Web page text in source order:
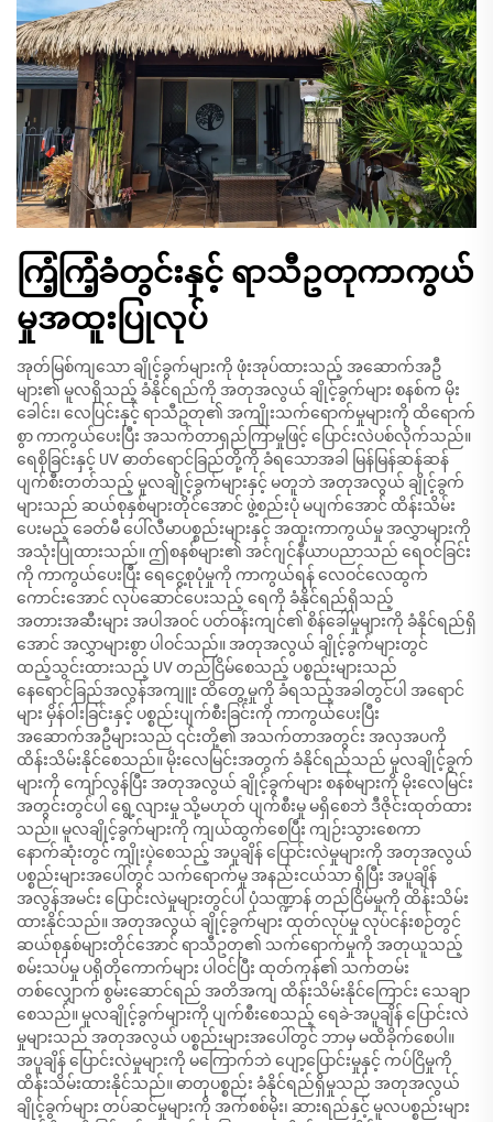
ကြံ့ကြံ့ခံတွင်းနှင့် ရာသီဥတုကာကွယ်
မှုအထူးပြုလုပ်
အုတ်မြစ်ကျသော ချိုင့်ခွက်များကို ဖုံးအုပ်ထားသည့် အဆောက်အဦ
များ၏ မူလရှိသည့် ခံနိုင်ရည်ကို အတုအလွယ် ချိုင့်ခွက်များ စနစ်က မိုး
ခေါင်း၊ လေပြင်းနှင့် ရာသီဥတု၏ အကျိုးသက်ရောက်မှုများကို ထိရောက်
စွာ ကာကွယ်ပေးပြီး အသက်တာရှည်ကြာမှုဖြင့် ပြောင်းလဲပစ်လိုက်သည်။
ရေစိုခြင်းနှင့် UV ဓာတ်ရောင်ခြည်တို့ကို ခံရသောအခါ မြန်မြန်ဆန်ဆန်
ပျက်စီးတတ်သည့် မူလချိုင့်ခွက်များနှင့် မတူဘဲ အတုအလွယ် ချိုင့်ခွက်
များသည် ဆယ်စုနှစ်များတိုင်အောင် ဖွဲ့စည်းပုံ မပျက်အောင် ထိန်းသိမ်း
ပေးမည့် ခေတ်မီ ပေါ်လီမာပစ္စည်းများနှင့် အထူးကာကွယ်မှု အလွှာများကို
အသုံးပြုထားသည်။ ဤစနစ်များ၏ အင်ဂျင်နီယာပညာသည် ရေဝင်ခြင်း
ကို ကာကွယ်ပေးပြီး ရေငွေ့စုပုံမှုကို ကာကွယ်ရန် လေဝင်လေထွက်
ကောင်းအောင် လုပ်ဆောင်ပေးသည့် ရေကို ခံနိုင်ရည်ရှိသည့်
အတားအဆီးများ အပါအဝင် ပတ်ဝန်းကျင်၏ စိန်ခေါ်မှုများကို ခံနိုင်ရည်ရှိ
အောင် အလွှာများစွာ ပါဝင်သည်။ အတုအလွယ် ချိုင့်ခွက်များတွင်
ထည့်သွင်းထားသည့် UV တည်ငြိမ်စေသည့် ပစ္စည်းများသည်
နေရောင်ခြည်အလွန်အကျူး ထိတွေ့မှုကို ခံရသည့်အခါတွင်ပါ အရောင်
များ မှိန်ဝါးခြင်းနှင့် ပစ္စည်းပျက်စီးခြင်းကို ကာကွယ်ပေးပြီး
အဆောက်အဦများသည် ၎င်းတို့၏ အသက်တာအတွင်း အလှအပကို
ထိန်းသိမ်းနိုင်စေသည်။ မိုးလေမြင်းအတွက် ခံနိုင်ရည်သည် မူလချိုင့်ခွက်
များကို ကျော်လွန်ပြီး အတုအလွယ် ချိုင့်ခွက်များ စနစ်များကို မိုးလေမြင်း
အတွင်းတွင်ပါ ရွေ့လျားမှု သို့မဟုတ် ပျက်စီးမှု မရှိစေဘဲ ဒီဇိုင်းထုတ်ထား
သည်။ မူလချိုင့်ခွက်များကို ကျယ်ထွက်စေပြီး ကျဉ်းသွားစေကာ
နောက်ဆုံးတွင် ကျိုးပဲ့စေသည့် အပူချိန် ပြောင်းလဲမှုများကို အတုအလွယ်
ပစ္စည်းများအပေါ်တွင် သက်ရောက်မှု အနည်းငယ်သာ ရှိပြီး အပူချိန်
အလွန်အမင်း ပြောင်းလဲမှုများတွင်ပါ ပုံသဏ္ဍာန် တည်ငြိမ်မှုကို ထိန်းသိမ်း
ထားနိုင်သည်။ အတုအလွယ် ချိုင့်ခွက်များ ထုတ်လုပ်မှု လုပ်ငန်းစဉ်တွင်
ဆယ်စုနှစ်များတိုင်အောင် ရာသီဥတု၏ သက်ရောက်မှုကို အတုယူသည့်
စမ်းသပ်မှု ပရိုတိုကောက်များ ပါဝင်ပြီး ထုတ်ကုန်၏ သက်တမ်း
တစ်လျှောက် စွမ်းဆောင်ရည် အတိအကျ ထိန်းသိမ်းနိုင်ကြောင်း သေချာ
စေသည်။ မူလချိုင့်ခွက်များကို ပျက်စီးစေသည့် ရေခဲ-အပူချိန် ပြောင်းလဲ
မှုများသည် အတုအလွယ် ပစ္စည်းများအပေါ်တွင် ဘာမှ မထိခိုက်စေပါ။
အပူချိန် ပြောင်းလဲမှုများကို မကြောက်ဘဲ ပျော့ပြောင်းမှုနှင့် ကပ်ငြိမှုကို
ထိန်းသိမ်းထားနိုင်သည်။ ဓာတုပစ္စည်း ခံနိုင်ရည်ရှိမှုသည် အတုအလွယ်
ချိုင့်ခွက်များ တပ်ဆင်မှုများကို အက်စစ်မိုး၊ ဆားရည်နှင့် မူလပစ္စည်းများ